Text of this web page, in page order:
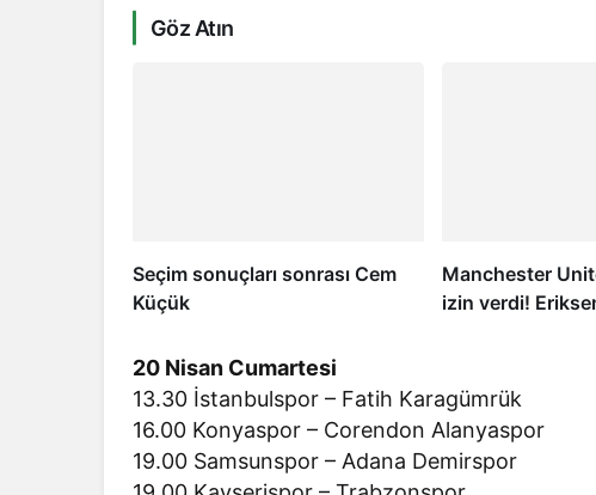
Göz Atın
Seçim sonuçları sonrası Cem
Küçük
Manchester
izin verdi!
20 Nisan Cumartesi
13.30 İstanbulspor – Fatih Karagümrük
16.00 Konyaspor – Corendon Alanyaspor
19.00 Samsunspor – Adana Demirspor